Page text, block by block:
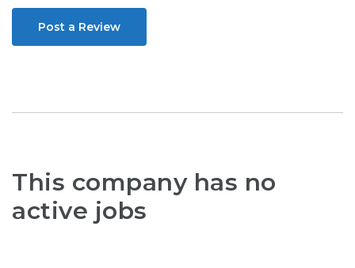
Post a Review
This company has no
active jobs